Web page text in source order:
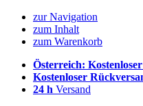
zur Navigation
zum Inhalt
zum Warenkorb
Österreich:
Kostenloser
24 h Versand